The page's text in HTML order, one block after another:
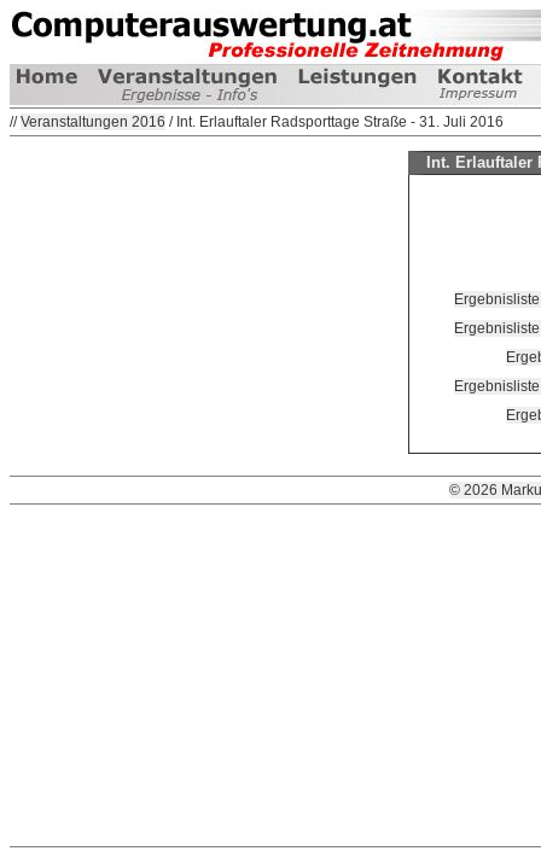
//Veranstaltungen 2016 / Int. Erlauftaler Radsporttage Straße - 31. Juli 2016
Int. Erlauftaler
© 2026